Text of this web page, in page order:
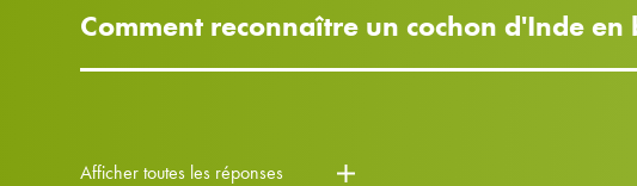
Comment reconnaître un cochon d'Inde
Afficher toutes les réponses